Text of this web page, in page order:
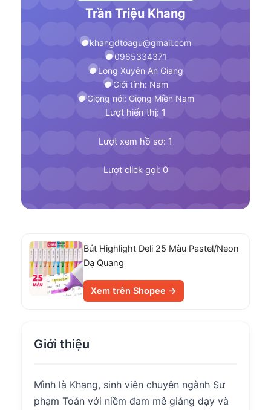
Trần Triệu Khang
khangdtoagu@gmail.com
0965334371
Long Xuyên An Giang
Giới tính: Nam
Giọng nói: Giọng Miền Nam
Lượt hiển thị: 1
Lượt xem hồ sơ: 1
Lượt click gọi: 0
Bút Highlight Deli 25 Màu Pastel/Neon
Dạ Quang
Xem trên Shopee →
Giới thiệu
Mình là Khang, sinh viên chuyên ngành Sư
phạm Toán với niềm đam mê giảng dạy và